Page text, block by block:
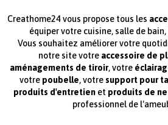
Creathome24 vous propose tous les
équiper votre cuisine, salle de
Vous souhaitez améliorer votre
notre site votre accessoire de
aménagements de tiroir, votre
votre poubelle, votre support pour
produits d'entretien et produits de
professionnel de